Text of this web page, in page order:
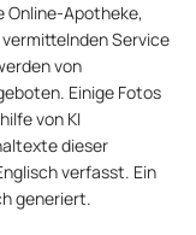
Online-Apotheke,
Service
von
Einige Fotos
von KI
dieser
verfasst. Ein
generiert.